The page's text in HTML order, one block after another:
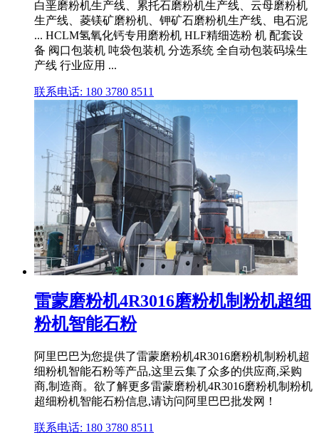
白垩磨粉机生产线、累托石磨粉机生产线、云母磨粉机
生产线、菱镁矿磨粉机、钾矿石磨粉机生产线、电石泥
... HCLM氢氧化钙专用磨粉机 HLF精细选粉 机 配套设
备 阀口包装机 吨袋包装机 分选系统 全自动包装码垛生
产线 行业应用 ...
联系电话: 180 3780 8511
雷蒙磨粉机4R3016磨粉机制粉机超细
粉机智能石粉
阿里巴巴为您提供了雷蒙磨粉机4R3016磨粉机制粉机超
细粉机智能石粉等产品,这里云集了众多的供应商,采购
商,制造商。欲了解更多雷蒙磨粉机4R3016磨粉机制粉机
超细粉机智能石粉信息,请访问阿里巴巴批发网！
联系电话: 180 3780 8511